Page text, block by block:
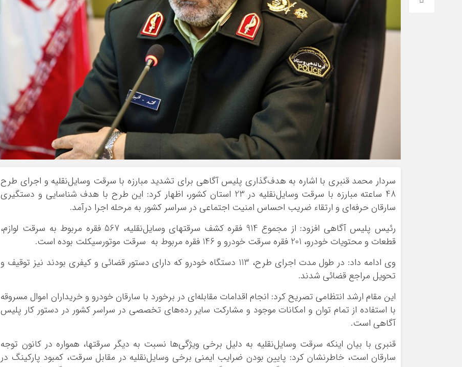
سردار محمد قنبری با اشاره به هدف‌گذاری پلیس آگاهی برای تشدید مبارزه با سرقت وسایل‌نقلیه و اجرای طرح
48 ساعته مبارزه با سرقت وسایل‌نقلیه در 23 استان کشور، اظهار کرد: این طرح با هدف شناسایی و دستگیری
سارقان حرفه‌ای و ارتقاء ضریب احساس امنیت اجتماعی در سراسر کشور به مرحله اجرا درآمد.
رئیس پلیس آگاهی افزود: از مجموع 914 فقره کشف سرقتهای وسایل‌نقلیه، 567 فقره مربوط به سرقت لوازم،
قطعات و محتویات خودرو، 201 فقره سرقت خودرو و 146 فقره مربوط به سرقت موتورسیکلت بوده است.
وی ادامه داد: در طول مدت اجرای طرح، 113 دستگاه خودرو که دارای دستور قضائی و کیفری بودند نیز توقیف و
تحویل مراجع قضائی شدند.
این مقام ارشد انتظامی تصریح کرد: انجام اقدامات مقابله‌ای در برخورد با سارقان خودرو و خریداران اموال مسروقه
با استفاده از تمام توان و امکانات موجود و مشارکت سایر رده‌های تخصصی در سراسر کشور در دستور کار پلیس
آگاهی است.
قنبری با بیان اینکه سرقت وسایل‌نقلیه به دلیل برخی ویژگی‌ها نسبت به دیگر سرقتها، همواره در کانون توجه
سارقان است، خاطرنشان کرد: پایین بودن ضرایب ایمنی برخی وسایل‌نقلیه در مقابل سرقت، کمبود پارکینگ در